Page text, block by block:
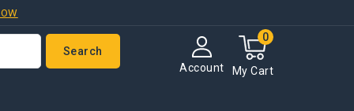
My Cart
0
Account
Search